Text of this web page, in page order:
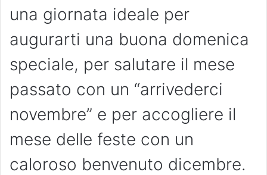
una giornata ideale per
augurarti una buona domenica
speciale, per salutare il mese
passato con un “arrivederci
novembre” e per accogliere il
mese delle feste con un
caloroso benvenuto dicembre.